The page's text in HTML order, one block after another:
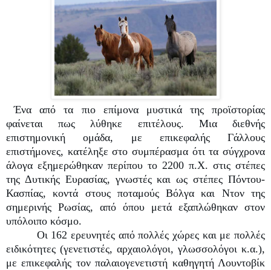
Ένα από τα πιο επίμονα μυστικά της προϊστορίας
φαίνεται πως λύθηκε επιτέλους. Μια διεθνής
επιστημονική ομάδα, με επικεφαλής Γάλλους
επιστήμονες, κατέληξε στο συμπέρασμα ότι τα σύγχρονα
άλογα εξημερώθηκαν περίπου το 2200 π.Χ. στις στέπες
της Δυτικής Ευρασίας, γνωστές και ως στέπες Πόντου-
Κασπίας, κοντά στους ποταμούς Βόλγα και Ντον της
σημερινής Ρωσίας, από όπου μετά εξαπλώθηκαν στον
υπόλοιπο κόσμο.
Οι 162 ερευνητές από πολλές χώρες και με πολλές
ειδικότητες (γενετιστές, αρχαιολόγοι, γλωσσολόγοι κ.α.),
με επικεφαλής τον παλαιογενετιστή καθηγητή Λουντοβίκ